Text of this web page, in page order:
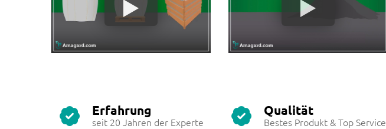
Erfahrung
seit 20 Jahren der Experte
Qualität
Bestes Produkt & Top Service